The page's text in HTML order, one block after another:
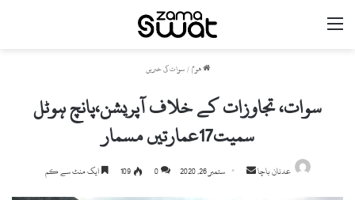
مینو
ھوم / سوات کی خبریں
سوات، تجاوزات کے خلاف آپریشن،پانچ ہوٹل
سمیت17عمارتیں مسمار
عدنان باچا
Send ستمبر 26, 2020 0
109 ایک منٹ سے کم